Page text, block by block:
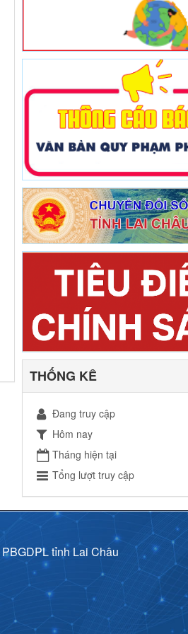
THỐNG KÊ
Đang truy cập
Hôm nay
Tháng hiện tại
Tổng lượt truy cập
tỉnh Lai Châu